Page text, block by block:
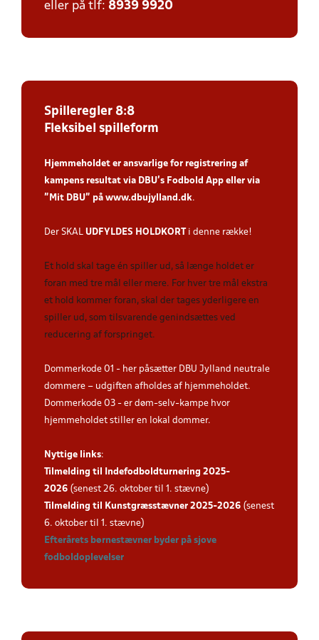
eller på tlf: 8939 9920
Spilleregler 8:8
Fleksibel spilleform
Hjemmeholdet er ansvarlige for registrering af
kampens resultat via DBU’s Fodbold App eller via
”Mit DBU” på www.dbujylland.dk.
Der SKAL UDFYLDES HOLDKORTi denne række!
Et hold skal tage én spiller ud, så længe holdet er
foran med tre mål eller mere. For hver tre mål ekstra
et hold kommer foran, skal der tages yderligere en
spiller ud, som tilsvarende genindsættes ved
reducering af forspringet.
Dommerkode 01 - her påsætter DBU Jylland neutrale
dommere – udgiften afholdes af hjemmeholdet.
Dommerkode 03 - er døm-selv-kampe hvor
hjemmeholdet stiller en lokal dommer.
Nyttige links:
Tilmelding til Indefodboldturnering 2025-
2026 (senest 26. oktober til 1. stævne)
Tilmelding til Kunstgræsstævner 2025-2026 (senest
6. oktober til 1. stævne)
Efterårets børnestævner byder på sjove
fodboldoplevelser